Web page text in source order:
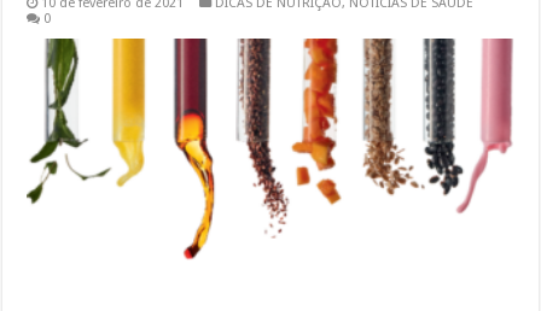
10 de fevereiro de 2021 DICAS DE NUTRIÇÃO, NOTÍCIAS DE SAÚDE
0